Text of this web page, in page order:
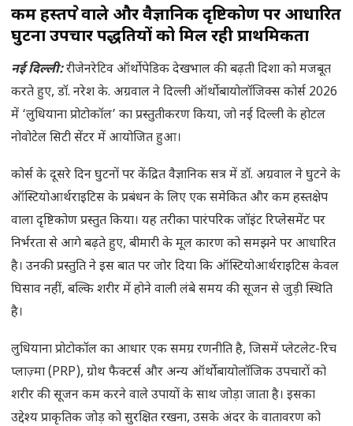
कम हस्तक्षेप वाले और वैज्ञानिक दृष्टिकोण पर आधारित
घुटना उपचार पद्धतियों को मिल रही प्राथमिकता
नई दिल्ली:रीजेनरेटिव ऑर्थोपेडिक देखभाल की बढ़ती दिशा को मजबूत
करते हुए, डॉ. नरेश के. अग्रवाल ने दिल्ली ऑर्थोबायोलॉजिक्स कोर्स 2026
में ‘लुधियाना प्रोटोकॉल’ का प्रस्तुतीकरण किया, जो नई दिल्ली के होटल
नोवोटेल सिटी सेंटर में आयोजित हुआ।
कोर्स के दूसरे दिन घुटनों पर केंद्रित वैज्ञानिक सत्र में डॉ. अग्रवाल ने घुटने के
ऑस्टियोआर्थराइटिस के प्रबंधन के लिए एक समेकित और कम हस्तक्षेप
वाला दृष्टिकोण प्रस्तुत किया। यह तरीका पारंपरिक जॉइंट रिप्लेसमेंट पर
निर्भरता से आगे बढ़ते हुए, बीमारी के मूल कारण को समझने पर आधारित
है। उनकी प्रस्तुति ने इस बात पर जोर दिया कि ऑस्टियोआर्थराइटिस केवल
घिसाव नहीं, बल्कि शरीर में होने वाली लंबे समय की सूजन से जुड़ी स्थिति
है।
लुधियाना प्रोटोकॉल का आधार एक समग्र रणनीति है, जिसमें प्लेटलेट-रिच
प्लाज़्मा (PRP), ग्रोथ फैक्टर्स और अन्य ऑर्थोबायोलॉजिक उपचारों को
शरीर की सूजन कम करने वाले उपायों के साथ जोड़ा जाता है। इसका
उद्देश्य प्राकृतिक जोड़ को सुरक्षित रखना, उसके अंदर के वातावरण को